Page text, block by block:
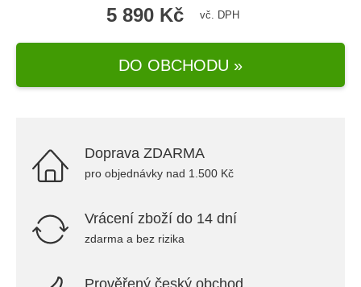
5 890 Kč vč. DPH
DO OBCHODU »
Doprava ZDARMA
pro objednávky nad 1.500 Kč
Vrácení zboží do 14 dní
zdarma a bez rizika
Prověřený český obchod